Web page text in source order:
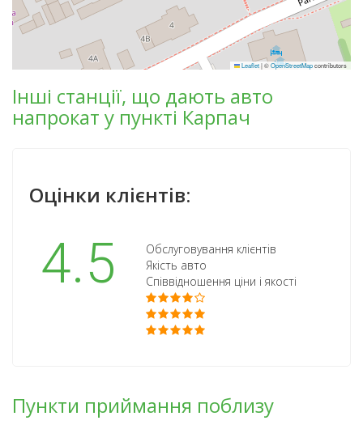
Leaflet|©OpenStreetMapcontributors
Інші станції, що дають авто
напрокат у пункті Карпач
Оцінки клієнтів:
4.5
Обслуговування клієнтів
Якість авто
Співвідношення ціни і якості
Пункти приймання поблизу